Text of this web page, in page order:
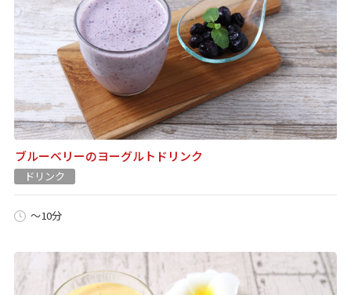
ブルーベリーのヨーグルトドリンク
ドリンク
～10分